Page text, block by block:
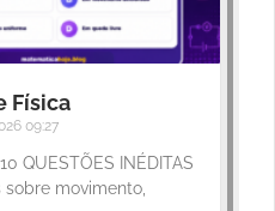
Física
09:27
QUESTÕES INÉDITAS
movimento,